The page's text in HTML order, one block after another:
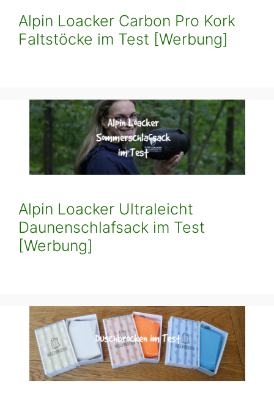
Alpin Loacker Carbon Pro Kork
Faltstöcke im Test [Werbung]
Alpin Loacker Ultraleicht
Daunenschlafsack im Test
[Werbung]